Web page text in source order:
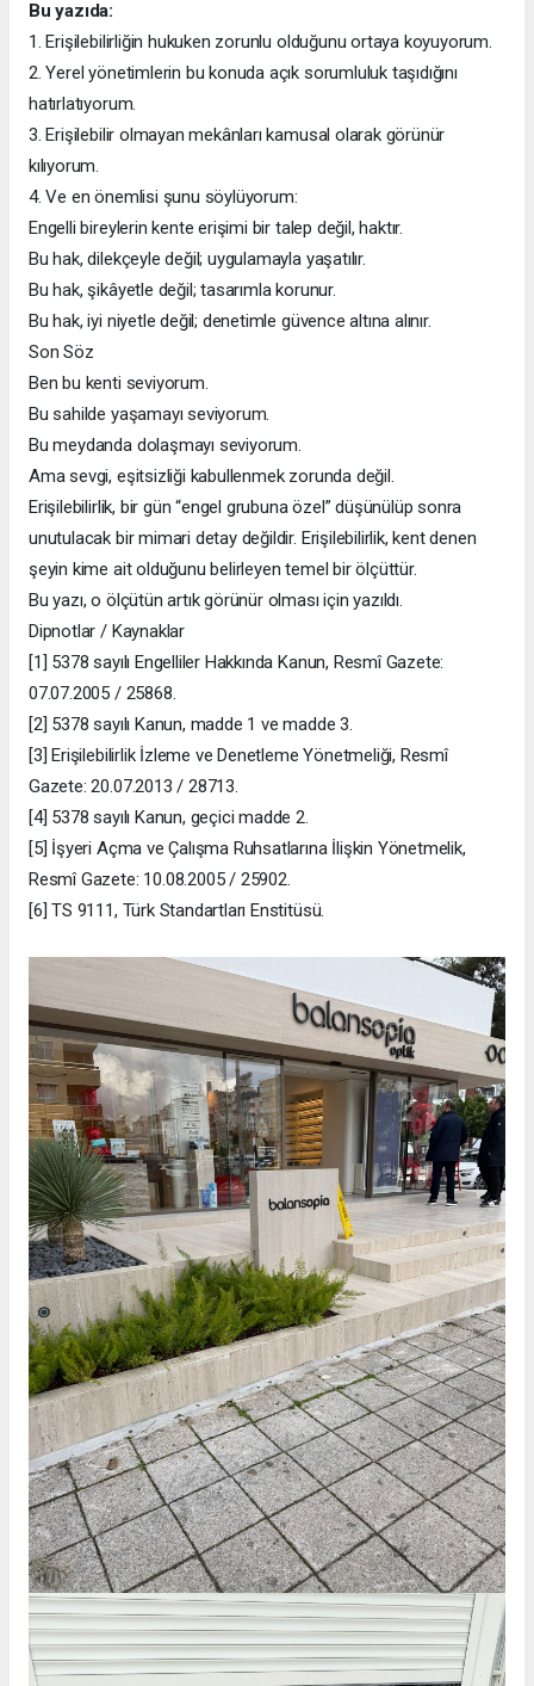
Bu yazıda:
1. Erişilebilirliğin hukuken zorunlu olduğunu ortaya koyuyorum.
2. Yerel yönetimlerin bu konuda açık sorumluluk taşıdığını
hatırlatıyorum.
3. Erişilebilir olmayan mekânları kamusal olarak görünür
kılıyorum.
4. Ve en önemlisi şunu söylüyorum:
Engelli bireylerin kente erişimi bir talep değil, haktır.
Bu hak, dilekçeyle değil; uygulamayla yaşatılır.
Bu hak, şikâyetle değil; tasarımla korunur.
Bu hak, iyi niyetle değil; denetimle güvence altına alınır.
Son Söz
Ben bu kenti seviyorum.
Bu sahilde yaşamayı seviyorum.
Bu meydanda dolaşmayı seviyorum.
Ama sevgi, eşitsizliği kabullenmek zorunda değil.
Erişilebilirlik, bir gün “engel grubuna özel” düşünülüp sonra
unutulacak bir mimari detay değildir. Erişilebilirlik, kent denen
şeyin kime ait olduğunu belirleyen temel bir ölçüttür.
Bu yazı, o ölçütün artık görünür olması için yazıldı.
Dipnotlar / Kaynaklar
[1] 5378 sayılı Engelliler Hakkında Kanun, Resmî Gazete:
07.07.2005 / 25868.
[2] 5378 sayılı Kanun, madde 1 ve madde 3.
[3] Erişilebilirlik İzleme ve Denetleme Yönetmeliği, Resmî
Gazete: 20.07.2013 / 28713.
[4] 5378 sayılı Kanun, geçici madde 2.
[5] İşyeri Açma ve Çalışma Ruhsatlarına İlişkin Yönetmelik,
Resmî Gazete: 10.08.2005 / 25902.
[6] TS 9111, Türk Standartları Enstitüsü.